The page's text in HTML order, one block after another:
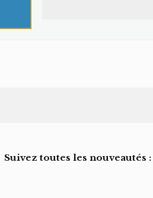
Suivez toutes les nouveautés :